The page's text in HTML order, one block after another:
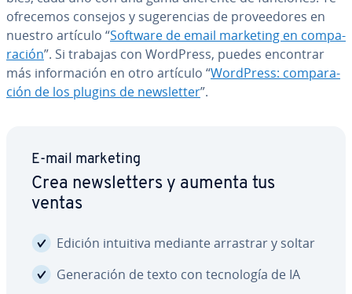
ofrecemos consejos y su­ge­re­n­cias de pro­vee­do­res en
nuestro artículo “Software de email marketing en co­m­pa­
ra­ción”. Si trabajas con WordPress, puedes encontrar
más in­fo­r­ma­ción en otro artículo “WordPress: co­m­pa­ra­
ción de los plugins de ne­w­s­le­t­ter”.
E-mail marketing
Crea ne­w­s­le­t­te­rs y aumenta tus
ventas
Edición intuitiva mediante arrastrar y soltar
Ge­ne­ra­ción de texto con te­c­no­lo­gía de IA